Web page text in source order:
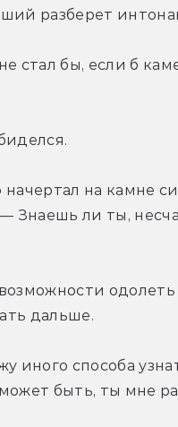
разберет
стал бы, если б
на камне
Знаешь ли ты,
дальше.
способа
быть, ты мне